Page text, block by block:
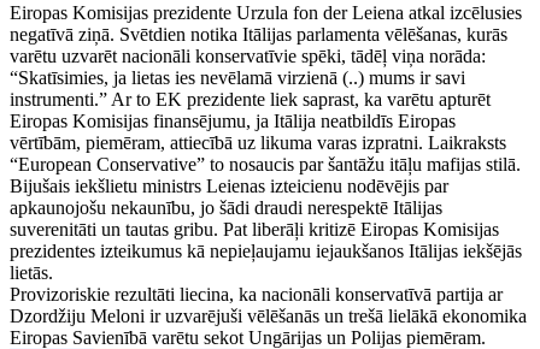
Eiropas Komisijas prezidente Urzula fon der Leiena atkal izcēlusies
negatīvā ziņā. Svētdien notika Itālijas parlamenta vēlēšanas, kurās
varētu uzvarēt nacionāli konservatīvie spēki, tādēļ viņa norāda:
“Skatīsimies, ja lietas ies nevēlamā virzienā (..) mums ir savi
instrumenti.” Ar to EK prezidente liek saprast, ka varētu apturēt
Eiropas Komisijas finansējumu, ja Itālija neatbildīs Eiropas
vērtībām, piemēram, attiecībā uz likuma varas izpratni. Laikraksts
“European Conservative” to nosaucis par šantāžu itāļu mafijas stilā.
Bijušais iekšlietu ministrs Leienas izteicienu nodēvējis par
apkaunojošu nekaunību, jo šādi draudi nerespektē Itālijas
suverenitāti un tautas gribu. Pat liberāļi kritizē Eiropas Komisijas
prezidentes izteikumus kā nepieļaujamu iejaukšanos Itālijas iekšējās
lietās.
Provizoriskie rezultāti liecina, ka nacionāli konservatīvā partija ar
Dzordžiju Meloni ir uzvarējuši vēlēšanās un trešā lielākā ekonomika
Eiropas Savienībā varētu sekot Ungārijas un Polijas piemēram.